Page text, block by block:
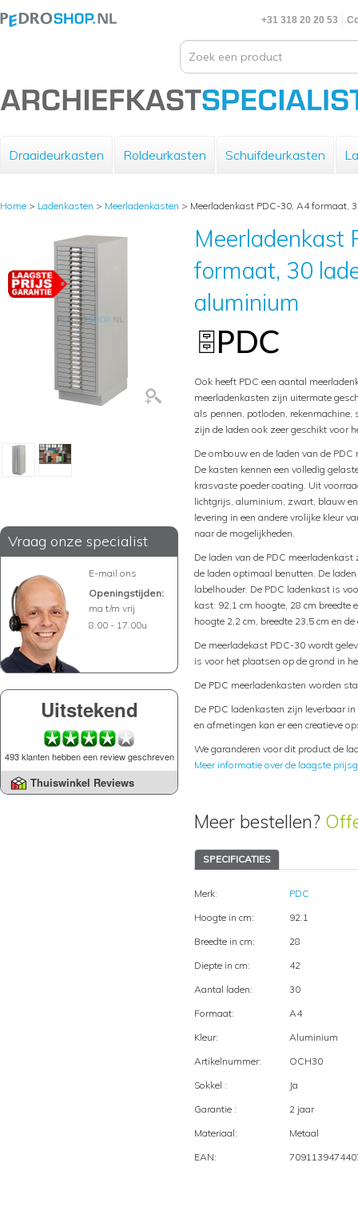
+31 318 20 20 53
Draaideurkasten Roldeurkasten Schuifdeurkasten
Home > Ladenkasten > Meerladenkasten > Meerladenkast PDC-30, A4 formaat,
Vraag onze specialist
E-mail ons
Openingstijden:
ma t/m vrij
8.00 - 17.00u
Uitstekend
493 klanten hebben een review geschreven
Thuiswinkel Reviews
Meerladenkast
formaat, 30
aluminium
Ook heeft PDC een aantal
meerladenkasten zijn uitermate
als pennen, potloden,
zijn de laden ook zeer geschikt voor
De ombouw en de laden van de
De kasten kennen een volledig
krasvaste poeder coating. Uit
lichtgrijs, aluminium, zwart, blauw
levering in een andere vrolijke kleur
naar de mogelijkheden.
De laden van de PDC
de laden optimaal benutten. De
labelhouder. De PDC ladenkast is
kast: 92,1 cm hoogte, 28 cm breedte
hoogte 2,2 cm, breedte 23,5 cm en
De meerladekast PDC-30 wordt
is voor het plaatsen op de grond in
De PDC meerladenkasten worden
De PDC ladenkasten zijn leverbaar
en afmetingen kan er een creatieve
We garanderen voor dit product de
Meer informatie over de laagste
Meer bestellen?
SPECIFICATIES
Merk:
PDC
Hoogte in cm:
92.1
Breedte in cm:
28
Diepte in cm:
42
Aantal laden:
30
Formaat:
A4
Kleur:
Aluminium
Artikelnummer:
OCH30
Sokkel :
Ja
Garantie :
2 jaar
Materiaal:
Metaal
EAN: